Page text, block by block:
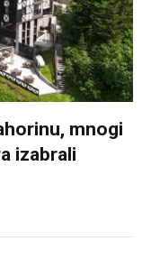
mnogi
izabrali